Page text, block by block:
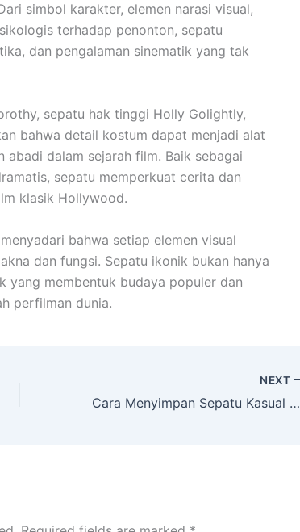
simbol karakter, elemen narasi visual,
terhadap penonton, sepatu
dan pengalaman sinematik yang tak
sepatu hak tinggi Holly Golightly,
bahwa detail kostum dapat menjadi alat
dalam sejarah film. Baik sebagai
sepatu memperkuat cerita dan
klasik Hollywood.
bahwa setiap elemen visual
dan fungsi. Sepatu ikonik bukan hanya
yang membentuk budaya populer dan
perfilman dunia.
NEXT
Cara Menyimpan Sepatu Kasual agar Tidak Mudah Berjamur